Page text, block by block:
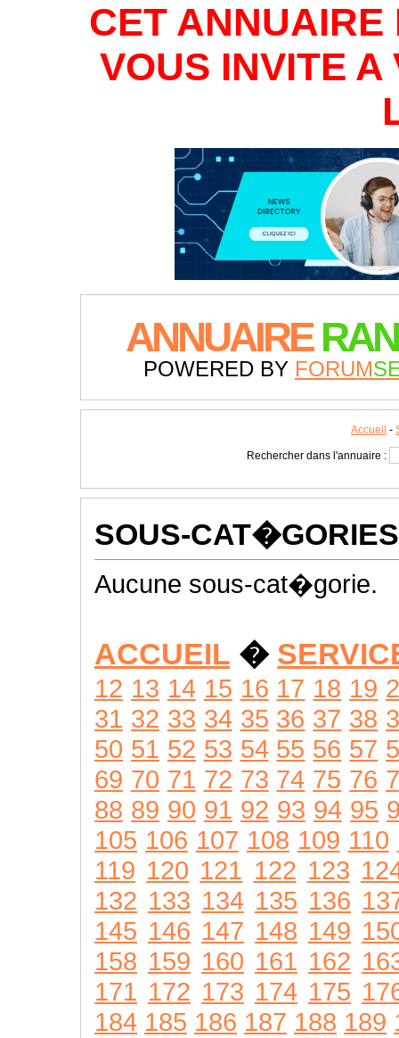
CET
VOUS INVITE A
ANNUAIRE
POWERED BY FORUM
Accueil -
Rechercher dans l'annuaire :
SOUS-CAT�GORIES
Aucune sous-cat�gorie.
ACCUEIL �
12 13 14 15 16 17 18 19
31 32 33 34 35 36 37 38
50 51 52 53 54 55 56 57
69 70 71 72 73 74 75 76
88 89 90 91 92 93 94 95
105 106 107 108 109 110
119 120 121 122 123
132 133 134 135 136
145 146 147 148 149
158 159 160 161 162
171 172 173 174 175
184 185 186 187 188 189